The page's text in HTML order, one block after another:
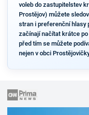
voleb do zastupitelstev
Prostějov) můžete
stran i preferenční hlasy
začínají načítat krátce
před tím se můžete
nejen v obci